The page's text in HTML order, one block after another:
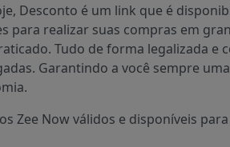
Desconto é um link que é
para realizar suas compras em
Tudo de forma legalizada e
Garantindo a você sempre
Zee Now válidos e disponíveis